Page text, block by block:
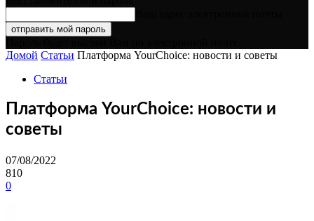
Домой Статьи Платформа YourChoice: новости и советы
Статьи
Платформа YourChoice: новости и
советы
07/08/2022
810
0